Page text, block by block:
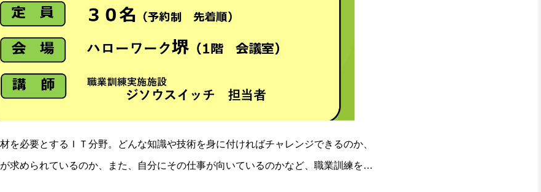
を必要とするＩＴ分野。どんな知識や技術を身に付ければチャレンジできるのか、
求められているのか、また、自分にその仕事が向いているのかなど、職業訓練を実